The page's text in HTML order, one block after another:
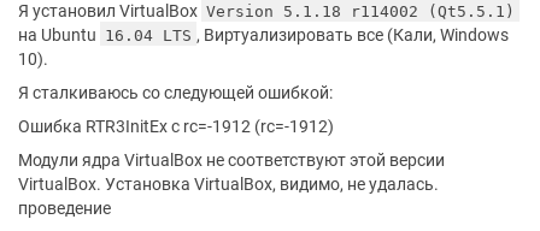
Я установил VirtualBox Version 5.1.18 r114002 (Qt5.5.1)
на Ubuntu 16.04 LTS , Виртуализировать все (Кали, Windows
10).
Я сталкиваюсь со следующей ошибкой:
Ошибка RTR3InitEx с rc=-1912 (rc=-1912)
Модули ядра VirtualBox не соответствуют этой версии
VirtualBox. Установка VirtualBox, видимо, не удалась.
проведение